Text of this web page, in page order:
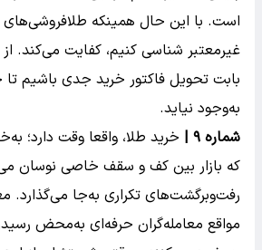
است. با این حال همینکه طلافروشی‌های
غیرمعتبر شناسی کنیم، کفایت می‌کند.
بابت تحویل فاکتور خرید جدی باشیم
به‌وجود نیاید.
شماره ۹ |
خرید طلا، واقعا وقت دارد؛
که بازار بین کف و سقف خاصی نوسان
رفت‌وبرگشت‌های تکراری به‌جا می‌گذارد.
مواقع معامله‌گران حرفه‌ای به‌محض